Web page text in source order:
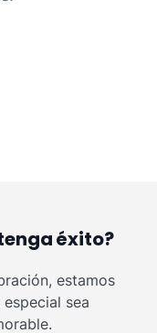
éxito?
estamos
sea